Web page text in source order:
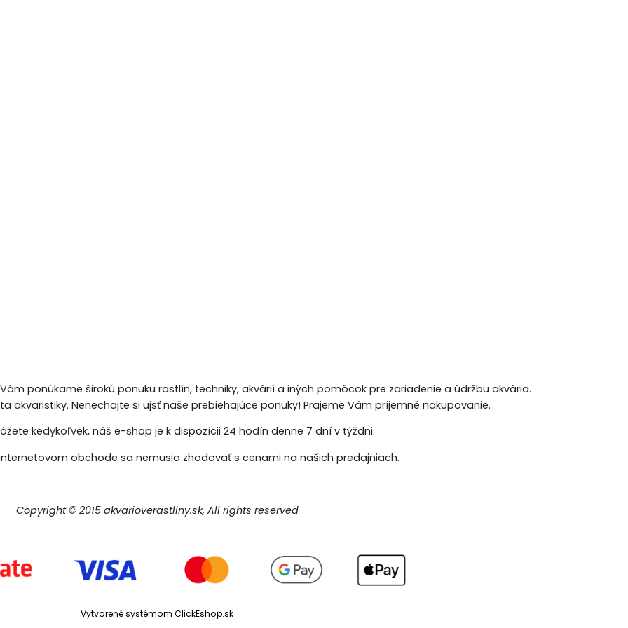
Vám ponúkame širokú ponuku rastlín, techniky, akvárií a iných pomôcok pre zariadenie a údržbu akvária.
akvaristiky. Nenechajte si ujsť naše prebiehajúce ponuky! Prajeme Vám príjemné nakupovanie.
kedykoľvek, náš e-shop je k dispozícii 24 hodín denne 7 dní v týždni.
obchode sa nemusia zhodovať s cenami na našich predajniach.
Copyright © 2015 akvarioverastliny.sk, All rights reserved
Vytvorené systémom ClickEshop.sk